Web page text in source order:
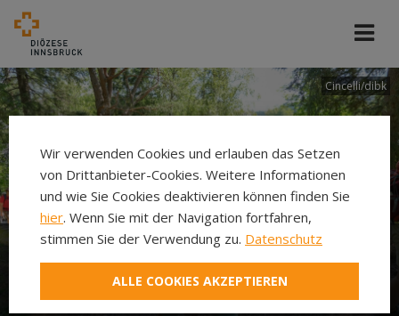
Cincelli/dibk
Neuer Pilgerweg Via
Laudato si’
Wir verwenden Cookies und erlauben das Setzen
von Drittanbieter-Cookies. Weitere Informationen
und wie Sie Cookies deaktivieren können finden Sie
hier. Wenn Sie mit der Navigation fortfahren,
stimmen Sie der Verwendung zu. Datenschutz
ALLE COOKIES AKZEPTIEREN